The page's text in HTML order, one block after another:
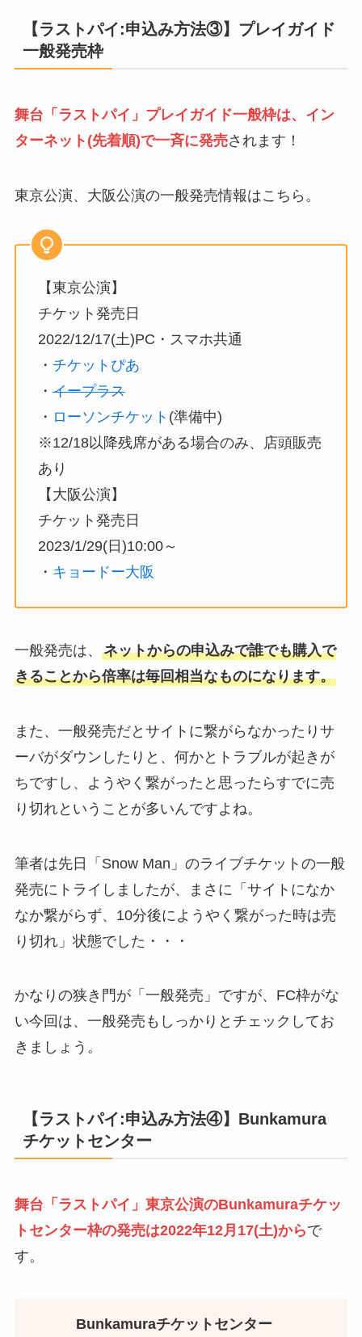
【ラストパイ:申込み方法③】プレイガイド
一般発売枠
舞台「ラストパイ」プレイガイド一般枠は、イン
ターネット(先着順)で一斉に発売されます！
東京公演、大阪公演の一般発売情報はこちら。
【東京公演】
チケット発売日
2022/12/17(土)PC・スマホ共通
・ チケットぴあ
・イープラス
・ ローソンチケット (準備中)
※12/18以降残席がある場合のみ、店頭販売
あり
【大阪公演】
チケット発売日
2023/1/29(日)10:00～
・ キョードー大阪
一般発売は、 ネットからの申込みで誰でも購入で
きることから倍率は毎回相当なものになります。
また、一般発売だとサイトに繋がらなかったりサ
ーバがダウンしたりと、何かとトラブルが起きが
ちですし、ようやく繋がったと思ったらすでに売
り切れということが多いんですよね。
筆者は先日「Snow Man」のライブチケットの一般
発売にトライしましたが、まさに「サイトになか
なか繋がらず、10分後にようやく繋がった時は売
り切れ」状態でした・・・
かなりの狭き門が「一般発売」ですが、FC枠がな
い今回は、一般発売もしっかりとチェックしてお
きましょう。
【ラストパイ:申込み方法④】Bunkamura
チケットセンター
舞台「ラストパイ」東京公演のBunkamuraチケッ
トセンター枠の発売は2022年12月17(土)からで
す。
Bunkamuraチケットセンター